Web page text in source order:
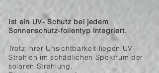
Ist ein UV- Schutz bei jedem
Sonnenschutz-folientyp integriert.
Trotz ihrer Unsichtbarkeit liegen UV-
Strahlen im schädlichen Spektrum der
solaren Strahlung.